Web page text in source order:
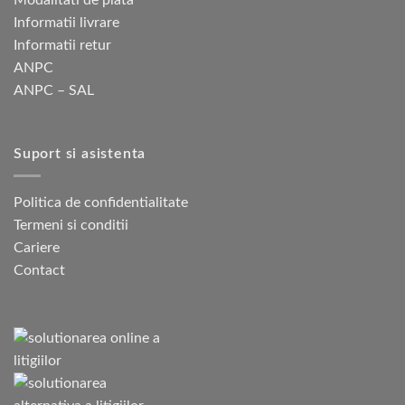
Informatii livrare
Informatii retur
ANPC
ANPC – SAL
Suport si asistenta
Politica de confidentialitate
Termeni si conditii
Cariere
Contact